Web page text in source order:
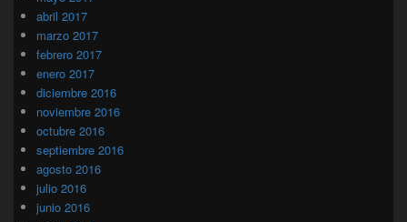
abril 2017
marzo 2017
febrero 2017
enero 2017
diciembre 2016
noviembre 2016
octubre 2016
septiembre 2016
agosto 2016
julio 2016
junio 2016